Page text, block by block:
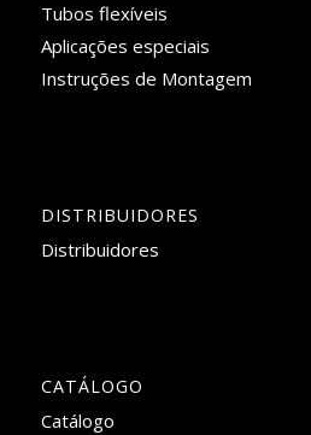
Tubos flexíveis
Aplicações especiais
Instruções de Montagem
DISTRIBUIDORES
Distribuidores
CATÁLOGO
Catálogo